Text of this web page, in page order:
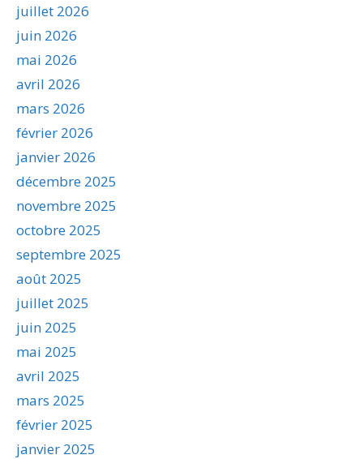
juillet 2026
juin 2026
mai 2026
avril 2026
mars 2026
février 2026
janvier 2026
décembre 2025
novembre 2025
octobre 2025
septembre 2025
août 2025
juillet 2025
juin 2025
mai 2025
avril 2025
mars 2025
février 2025
janvier 2025